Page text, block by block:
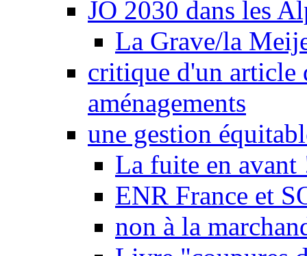
JO 2030 dans les
La Grave/la
critique d'un article
aménagements
une gestion
La fuite en avant
ENR France et
non à la